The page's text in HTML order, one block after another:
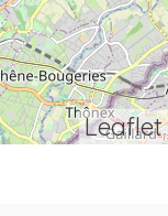
Leaflet